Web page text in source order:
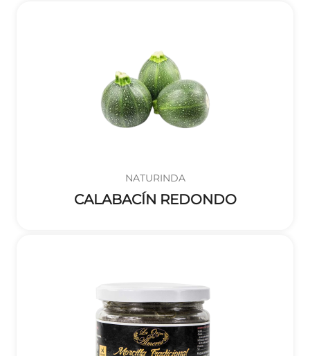
NATURINDA
CALABACÍN REDONDO